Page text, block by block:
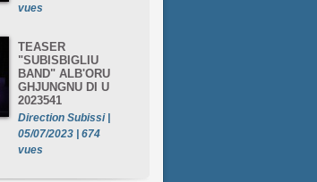
vues
TEASER
"SUBISBIGLIU
BAND" ALB'ORU
GHJUNGNU DI U
2023541
Direction Subissi |
05/07/2023 | 674
vues